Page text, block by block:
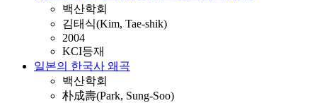
백산학회
김태식(Kim, Tae-shik)
2004
KCI등재
일본의 한국사 왜곡
백산학회
朴成壽(Park, Sung-Soo)